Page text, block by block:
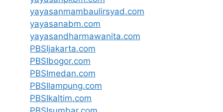
yayasanmambaulirsyad.com
yayasanabm.com
yayasandharmawanita.com
PBSIjakarta.com
PBSIbogor.com
PBSImedan.com
PBSIlampung.com
PBSIkaltim.com